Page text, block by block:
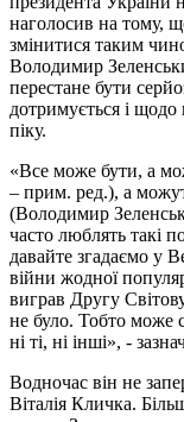
наголосив на тому,
змінитися таким
Володимир
перестане бути
дотримується і щодо
піку.
«Все може бути, а
– прим. ред.), а
(Володимир
часто люблять такі
давайте згадаємо у
війни жодної
виграв Другу
не було. Тобто може
ні ті, ні інші», -
Водночас він не
Віталія Кличка.